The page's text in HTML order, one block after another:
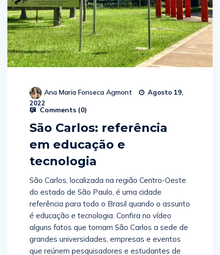
Ana Maria Fonseca Agmont
Agosto 19,
2022
Comments (0)
São Carlos: referência
em educação e
tecnologia
São Carlos, localizada na região Centro-Oeste
do estado de São Paulo, é uma cidade
referência para todo o Brasil quando o assunto
é educação e tecnologia. Confira no vídeo
alguns fatos que tornam São Carlos a sede de
grandes universidades, empresas e eventos
que reúnem pesquisadores e estudantes de